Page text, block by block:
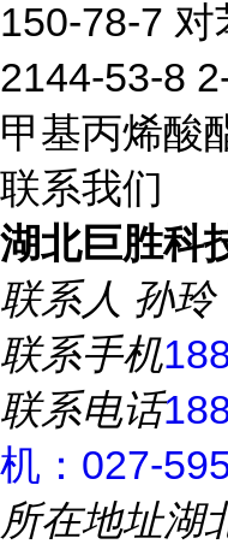
150-78-7 对
2144-53-8
甲基丙烯酸
联系我们
湖北巨胜科
联系人 孙玲
联系手机
联系电话
机：027-
所在地址湖